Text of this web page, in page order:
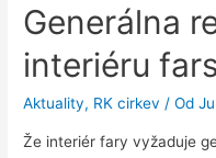
Generálna
interiéru
Aktuality, RK cirkev / Od
Že interiér fary vyžaduje